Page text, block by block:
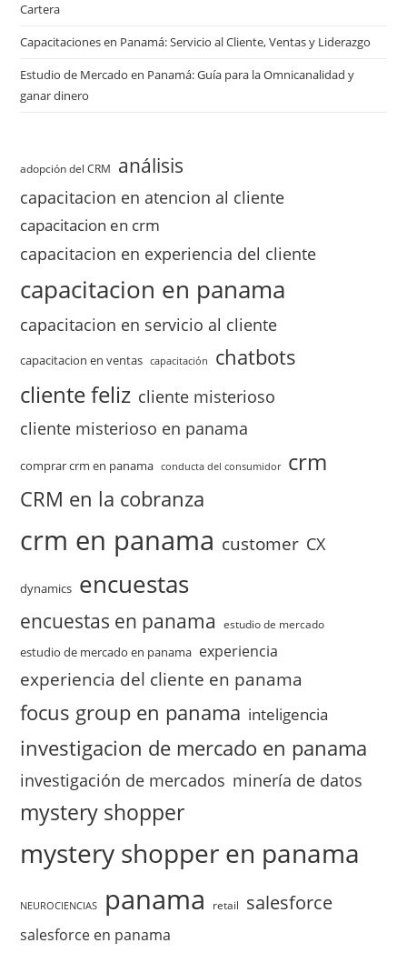
Cartera
Capacitaciones en Panamá: Servicio al Cliente, Ventas y Liderazgo
Estudio de Mercado en Panamá: Guía para la Omnicanalidad y
ganar dinero
adopción del CRM análisis
capacitacion en atencion al cliente
capacitacion en crm
capacitacion en experiencia del cliente
capacitacion en panama
capacitacion en servicio al cliente
capacitacion en ventas capacitación chatbots
cliente feliz cliente misterioso
cliente misterioso en panama
comprar crm en panama conducta del consumidor crm
CRM en la cobranza
crm en panama customer CX
dynamics encuestas
encuestas en panama estudio de mercado
estudio de mercado en panama experiencia
experiencia del cliente en panama
focus group en panama inteligencia
investigacion de mercado en panama
investigación de mercados minería de datos
mystery shopper
mystery shopper en panama
NEUROCIENCIAS panama retail salesforce
salesforce en panama